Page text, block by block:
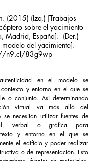
(2015) (Izq.) [Trabajos
sobre el yacimiento
Madrid, España].  (Der.)
del yacimiento].
n9.cl/83g9wp
en el modelo se
y entorno en el que se
o conjunto. Así determinando
virtual va más allá del
necesitan utilizar fuentes de
verbal o gráfica para
y entorno en el que se
el edificio y poder realizar
o de representación. Esto